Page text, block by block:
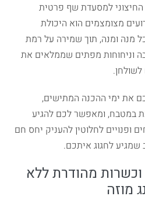
החיצוני למסעדת שף פרטית
מצומצמים הוא היכולת
מנה ומנה, תוך שמירה על רמת
וניחוחות מפתים שממלאים את
את ימי ההכנה המתישים,
במטבח, ומאפשר לכם להגיע
ופנויים לחלוטין להעניק יחס חם
לחגוג איתכם.
מהודרת ללא
מוזה